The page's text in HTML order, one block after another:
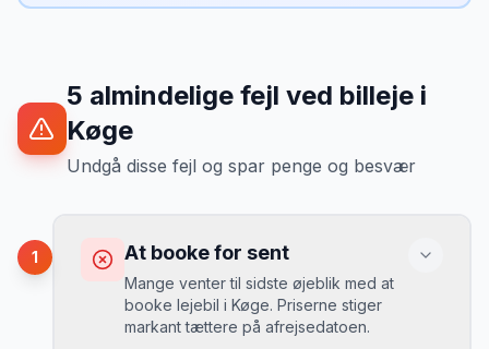
5 almindelige fejl ved billeje i
Køge
Undgå disse fejl og spar penge og besvær
1 At booke for sent
Mange venter til sidste øjeblik med at
booke lejebil i Køge. Priserne stiger
markant tættere på afrejsedatoen.